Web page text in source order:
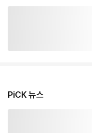
PiCK 뉴스